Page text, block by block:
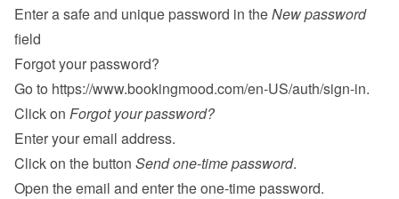
Enter a safe and unique password in the New password
field
Forgot your password?
Go to https://www.bookingmood.com/en-US/auth/sign-in.
Click on Forgot your password?
Enter your email address.
Click on the button Send one-time password.
Open the email and enter the one-time password.